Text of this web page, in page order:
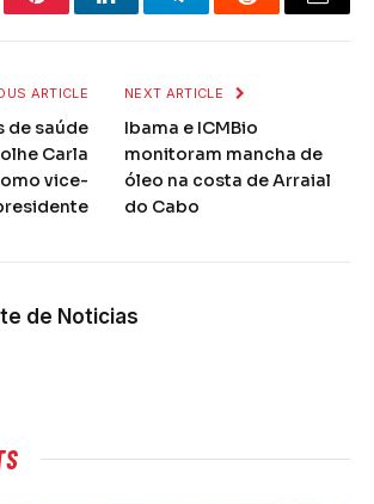
PinterestLinkedInTelegramReddit Email
ARTICLE
de saúde
Carla
vice-
NEXT ARTICLE
Ibama e ICMBio
monitoram mancha de
óleo na costa de Arraial
do Cabo
de Noticias